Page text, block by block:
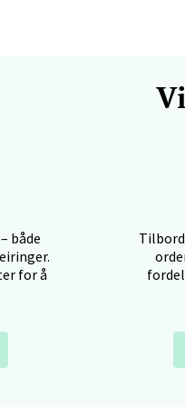
både
for å
Austbøvegen 16, 5542
Stavanger og
Gartnerveien 16, 4016
Åpent i dag 10-20
Stavanger og